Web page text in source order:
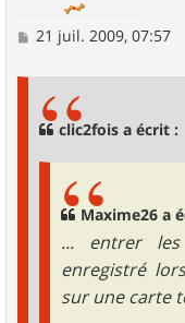
M
21 juil. 2009, 07:57
clic2fois a écrit :
Maxime26 a
... entrer les
enregistré
sur une carte